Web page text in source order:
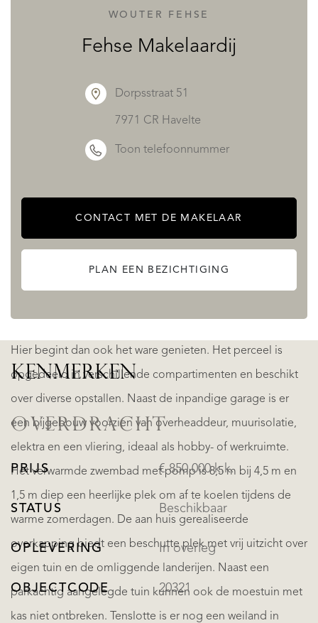
Het schilderwerk aan de woning is in 2025 nog uitgevoerd
en verkeert daardoor in een nette staat van onderhoud.
windveren uitgevoerd in kunststof, wat zorgt voor een
Buiten ervaar je de vrijheid van het buitengebied: vogels in
Landgoed De Eese. Hier woon je met de seizoenen, met
Hier begint dan ook het ware genieten. Het perceel is
opgedeeld in verschillende compartimenten en beschikt
over diverse opstallen. Naast de inpandige garage is er
een bijgebouw voorzien van overheaddeur, muurisolatie,
elektra en een vliering, ideaal als hobby- of werkruimte.
Het verwarmde zwembad met pomp is 8,5 m bij 4,5 m en
1,5 m diep een heerlijke plek om af te koelen tijdens de
warme zomerdagen. De aan huis gerealiseerde
overkapping biedt een beschutte plek met vrij uitzicht over
eigen tuin en de omliggende landerijen. Naast een
parkachtig aangelegde tuin kunnen ook de moestuin met
kas niet ontbreken. Tenslotte is er nog een weiland in
WOUTER FEHSE
Fehse Makelaardij
Dorpsstraat 51
7971 CR Havelte
Toon telefoonnummer
CONTACT MET DE MAKELAAR
PLAN EEN BEZICHTIGING
KENMERKEN
OVERDRACHT
PRIJS € 850.000 k.k.
STATUS Beschikbaar
OPLEVERING In overleg
OBJECTCODE 20321